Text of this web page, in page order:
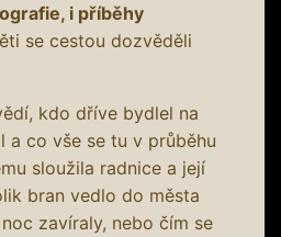
i příběhy
se cestou dozvěděli
kdo dříve bydlel na
a co vše se tu v průběhu
sloužila radnice a její
bran vedlo do města
zavíraly, nebo čím se